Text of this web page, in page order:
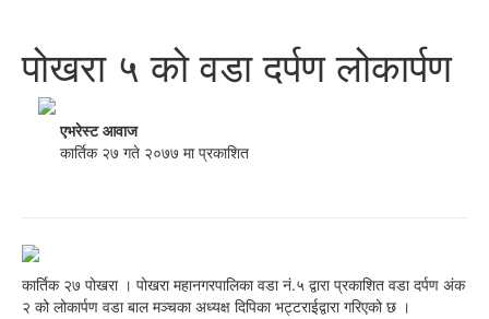
पोखरा ५ को वडा दर्पण लोकार्पण
एभरेस्ट आवाज
कार्तिक २७ गते २०७७ मा प्रकाशित
कार्तिक २७ पोखरा । पोखरा महानगरपालिका वडा नं.५ द्वारा प्रकाशित वडा दर्पण अंक
२ को लोकार्पण वडा बाल मञ्चका अध्यक्ष दिपिका भट्टराईद्वारा गरिएको छ ।